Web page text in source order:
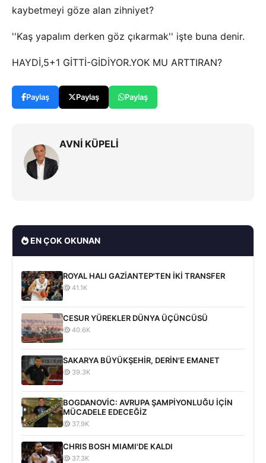
kaybetmeyi göze alan zihniyet?
''Kaş yapalım derken göz çıkarmak'' işte buna denir.
HAYDİ,5+1 GİTTİ-GİDİYOR.YOK MU ARTTIRAN?
Paylaş Paylaş Paylaş
AVNİ KÜPELİ
EN ÇOK OKUNAN
ROYAL HALI GAZİANTEP'TEN İKİ TRANSFER
41.1K
CESUR YÜREKLER DÜNYA ÜÇÜNCÜSÜ
40.6K
SAKARYA BÜYÜKŞEHİR, DERİN'E EMANET
39.3K
BOGDANOVİC: AVRUPA ŞAMPİYONLUĞU İÇİN
MÜCADELE EDECEĞİZ
37.9K
CHRIS BOSH MIAMI'DE KALDI
37.3K